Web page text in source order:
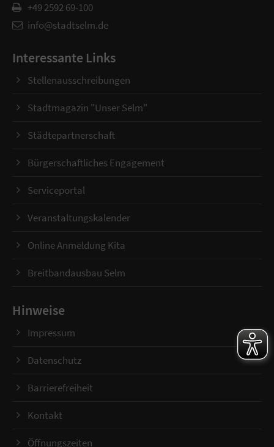
+49 2592 69-100
info@stadtselm.de
Interessante Links
Stellenausschreibungen
Stadtmagazin "Unser Selm"
Städtepartnerschaft
Bürgerschaftliches Engagement
Serviceportal
Veranstaltungskalender
Online Anmeldung Kita
Breitbandausbau Selm
Hinweise
Impressum
Datenschutz
Barrierefreiheit
Kontakt
Öffnungszeiten